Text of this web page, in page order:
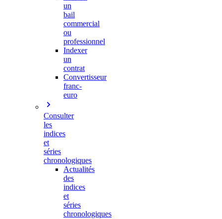
un
bail
commercial
ou
professionnel
Indexer
un
contrat
Convertisseur
franc-
euro
Consulter
les
indices
et
séries
chronologiques
Actualités
des
indices
et
séries
chronologiques